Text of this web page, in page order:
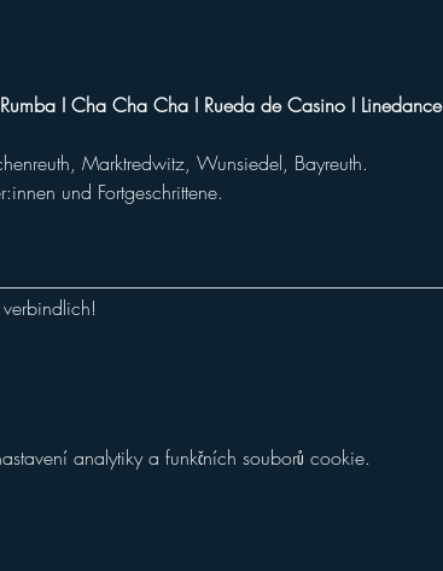
I Cha Cha Cha I Rueda de Casino I Linedance
Marktredwitz, Wunsiedel, Bayreuth.
und Fortgeschrittene.
verbindlich!
analytiky a funkčních souborů cookie.